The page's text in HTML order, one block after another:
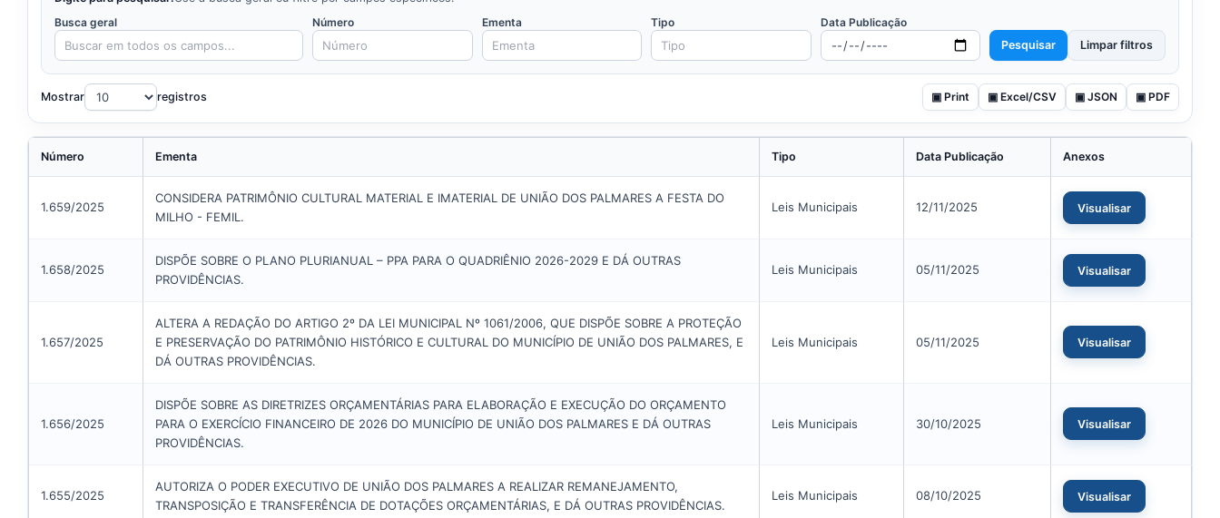
Busca geral
Número Ementa Tipo
Data Publicação
Pesquisar
Limpar filtros
Mostrar registros ▣ Print ▣ Excel/CSV ▣ JSON ▣ PDF
Número Ementa Tipo Data Publicação Anexos
1.659/2025
CONSIDERA PATRIMÔNIO CULTURAL MATERIAL E IMATERIAL DE UNIÃO DOS PALMARES A FESTA DO
MILHO - FEMIL.
Leis Municipais 12/11/2025 Visualisar
1.658/2025
DISPÕE SOBRE O PLANO PLURIANUAL – PPA PARA O QUADRIÊNIO 2026-2029 E DÁ OUTRAS
PROVIDÊNCIAS.
Leis Municipais 05/11/2025 Visualisar
1.657/2025
ALTERA A REDAÇÃO DO ARTIGO 2º DA LEI MUNICIPAL Nº 1061/2006, QUE DISPÕE SOBRE A PROTEÇÃO
E PRESERVAÇÃO DO PATRIMÔNIO HISTÓRICO E CULTURAL DO MUNICÍPIO DE UNIÃO DOS PALMARES, E
DÁ OUTRAS PROVIDÊNCIAS.
Leis Municipais 05/11/2025 Visualisar
1.656/2025
DISPÕE SOBRE AS DIRETRIZES ORÇAMENTÁRIAS PARA ELABORAÇÃO E EXECUÇÃO DO ORÇAMENTO
PARA O EXERCÍCIO FINANCEIRO DE 2026 DO MUNICÍPIO DE UNIÃO DOS PALMARES E DÁ OUTRAS
PROVIDÊNCIAS.
Leis Municipais 30/10/2025 Visualisar
1.655/2025
AUTORIZA O PODER EXECUTIVO DE UNIÃO DOS PALMARES A REALIZAR REMANEJAMENTO,
TRANSPOSIÇÃO E TRANSFERÊNCIA DE DOTAÇÕES ORÇAMENTÁRIAS, E DÁ OUTRAS PROVIDÊNCIAS.
Leis Municipais 08/10/2025 Visualisar